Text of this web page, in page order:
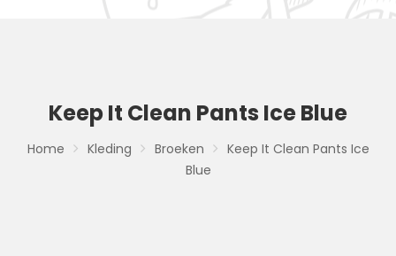
Keep It Clean Pants Ice Blue
Home Kleding Broeken
Keep It Clean Pants Ice
Blue